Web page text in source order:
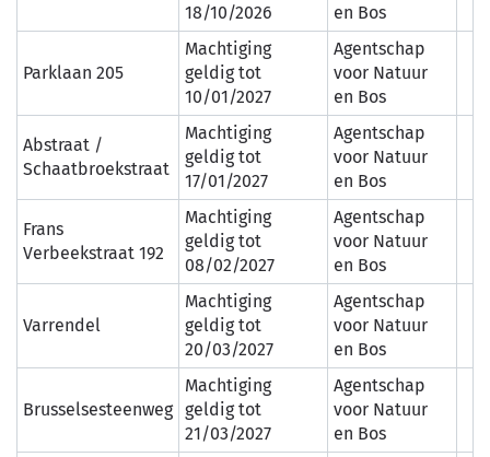
18/10/2026
en Bos
Parklaan 205
Machtiging
geldig tot
10/01/2027
Agentschap
voor Natuur
en Bos
Abstraat /
Schaatbroekstraat
Machtiging
geldig tot
17/01/2027
Agentschap
voor Natuur
en Bos
Frans
Verbeekstraat 192
Machtiging
geldig tot
08/02/2027
Agentschap
voor Natuur
en Bos
Varrendel
Machtiging
geldig tot
20/03/2027
Agentschap
voor Natuur
en Bos
Brusselsesteenweg
Machtiging
geldig tot
21/03/2027
Agentschap
voor Natuur
en Bos